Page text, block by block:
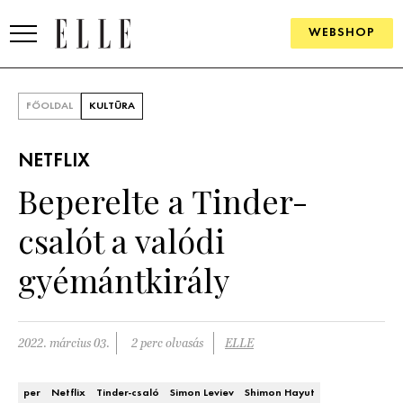
WEBSHOP
SZÉPSÉG
PSZICHÉ
ÉLETMÓD
PÁRKAPCSOLAT
FŐOLDAL KULTÚRA
NETFLIX
Beperelte a Tinder-
csalót a valódi
gyémántkirály
2022. március 03. 2 perc olvasás ELLE
per Netflix Tinder-csaló Simon Leviev Shimon Hayut